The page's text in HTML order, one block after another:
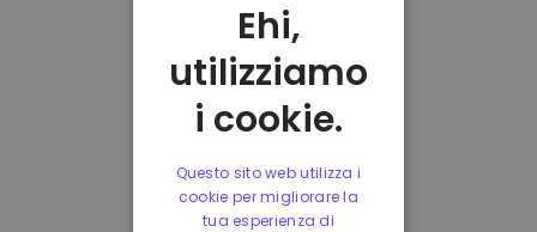
Ehi,
utilizziamo
i cookie.
Questo sito web utilizza i
cookie per migliorare la
tua esperienza di